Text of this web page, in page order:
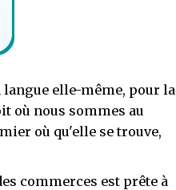
langue elle-même, pour la
où nous sommes au
où qu'elle se trouve,
commerces est prête à